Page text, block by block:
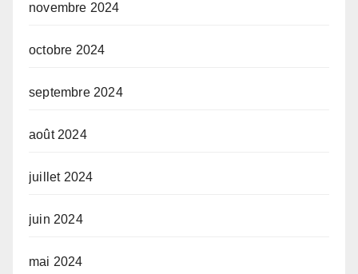
novembre 2024
octobre 2024
septembre 2024
août 2024
juillet 2024
juin 2024
mai 2024